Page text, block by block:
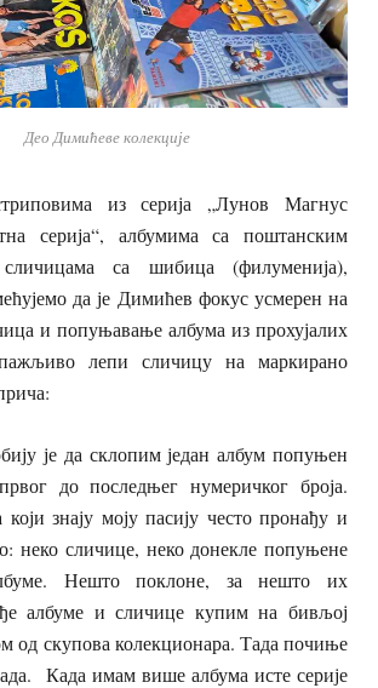
Део Димићеве колекције
из серија „Лунов Магнус
серија“, албумима са поштанским
са шибица (филуменија),
да је Димићев фокус усмерен на
и попуњавање албума из прохујалих
лепи сличицу на маркирано
је да склопим један албум попуњен
до последњег нумеричког броја.
знају моју пасију често пронађу и
неко сличице, неко донекле попуњене
Нешто поклоне, за нешто их
албуме и сличице купим на бивљој
од скупова колекционара. Тада почиње
Када имам више албума исте серије